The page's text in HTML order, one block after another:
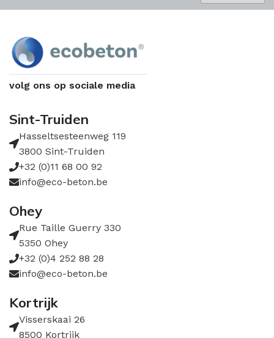
volg ons op sociale media
Sint-Truiden
Hasseltsesteenweg 119
3800 Sint-Truiden
+32 (0)11 68 00 92
info@eco-beton.be
Ohey
Rue Taille Guerry 330
5350 Ohey
+32 (0)4 252 88 28
info@eco-beton.be
Kortrijk
Visserskaai 26
8500 Kortrijk